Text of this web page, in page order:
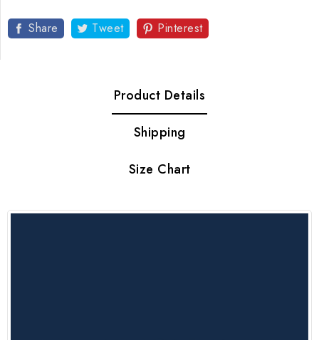
Share Tweet Pinterest
Product Details
Shipping
Size Chart